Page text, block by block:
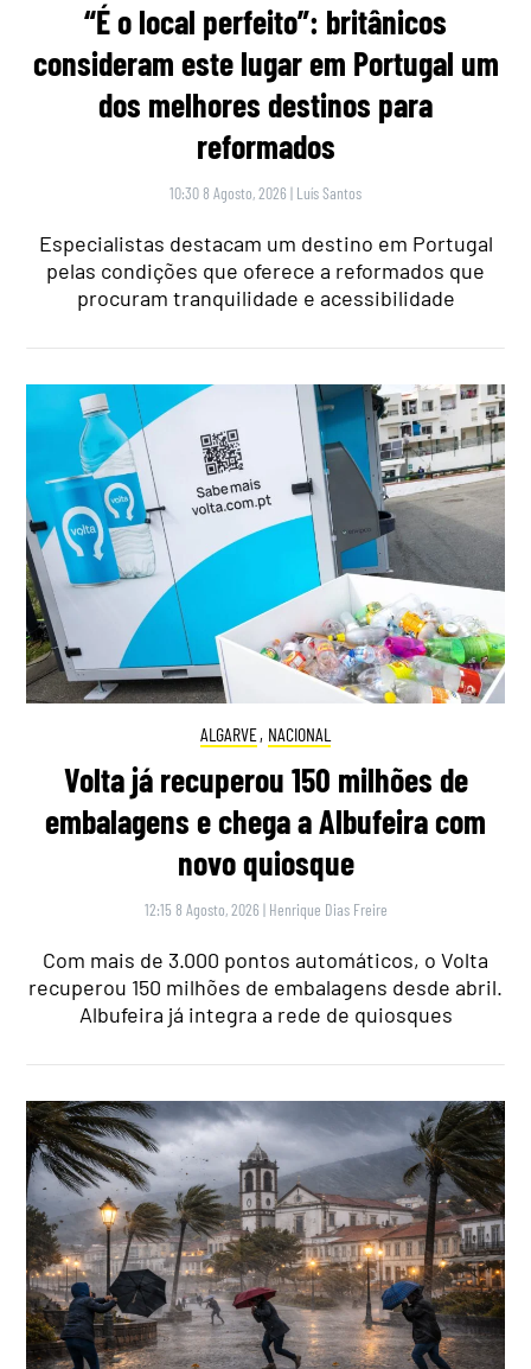
“É o local perfeito”: britânicos
consideram este lugar em Portugal um
dos melhores destinos para
reformados
10:30 8 Agosto, 2026 | Luís Santos
Especialistas destacam um destino em Portugal
pelas condições que oferece a reformados que
procuram tranquilidade e acessibilidade
ALGARVE, NACIONAL
Volta já recuperou 150 milhões de
embalagens e chega a Albufeira com
novo quiosque
12:15 8 Agosto, 2026 | Henrique Dias Freire
Com mais de 3.000 pontos automáticos, o Volta
recuperou 150 milhões de embalagens desde abril.
Albufeira já integra a rede de quiosques